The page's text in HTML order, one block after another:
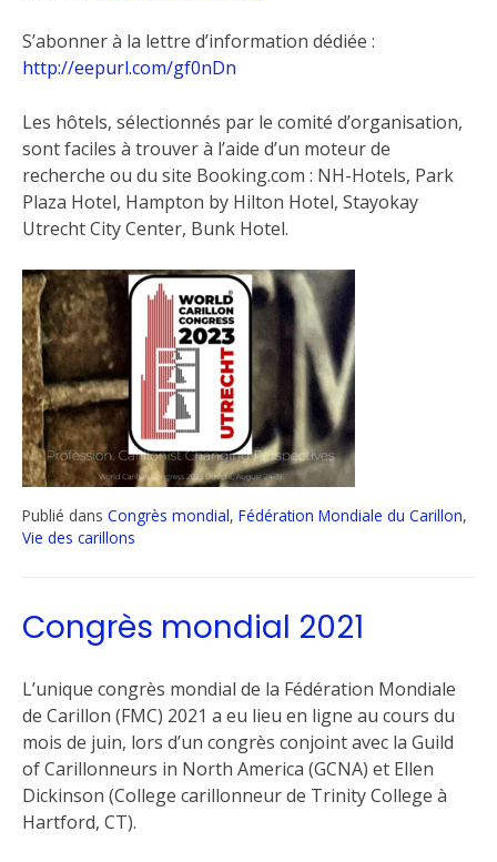
S’abonner à la lettre d’information dédiée :
http://eepurl.com/gf0nDn
Les hôtels, sélectionnés par le comité d’organisation,
sont faciles à trouver à l’aide d’un moteur de
recherche ou du site Booking.com : NH-Hotels, Park
Plaza Hotel, Hampton by Hilton Hotel, Stayokay
Utrecht City Center, Bunk Hotel.
Publié dans Congrès mondial, Fédération Mondiale du Carillon,
Vie des carillons
Congrès mondial 2021
L’unique congrès mondial de la Fédération Mondiale
de Carillon (FMC) 2021 a eu lieu en ligne au cours du
mois de juin, lors d’un congrès conjoint avec la Guild
of Carillonneurs in North America (GCNA) et Ellen
Dickinson (College carillonneur de Trinity College à
Hartford, CT).